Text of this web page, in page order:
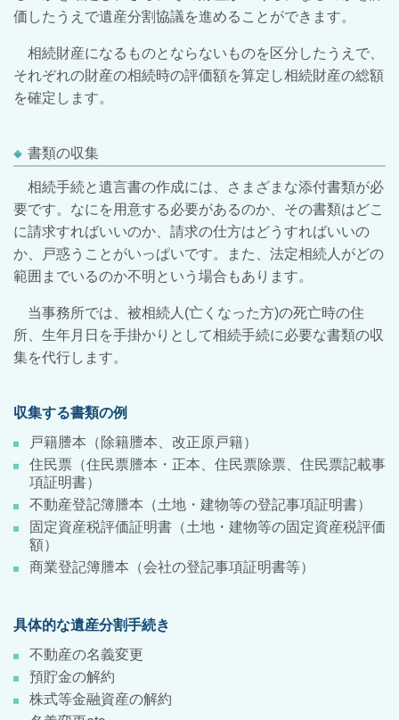
価したうえで遺産分割協議を進めることができます。
相続財産になるものとならないものを区分したうえで、
それぞれの財産の相続時の評価額を算定し相続財産の総額
を確定します。
書類の収集
相続手続と遺言書の作成には、さまざまな添付書類が必
要です。なにを用意する必要があるのか、その書類はどこ
に請求すればいいのか、請求の仕方はどうすればいいの
か、戸惑うことがいっぱいです。また、法定相続人がどの
範囲までいるのか不明という場合もあります。
当事務所では、被相続人(亡くなった方)の死亡時の住
所、生年月日を手掛かりとして相続手続に必要な書類の収
集を代行します。
収集する書類の例
戸籍謄本（除籍謄本、改正原戸籍）
住民票（住民票謄本・正本、住民票除票、住民票記載事
項証明書）
不動産登記簿謄本（土地・建物等の登記事項証明書）
固定資産税評価証明書（土地・建物等の固定資産税評価
額）
商業登記簿謄本（会社の登記事項証明書等）
具体的な遺産分割手続き
不動産の名義変更
預貯金の解約
株式等金融資産の解約